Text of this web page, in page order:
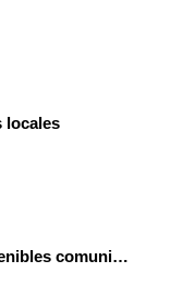
locales
Plan de escuelas sostenibles comunidad de Madrid